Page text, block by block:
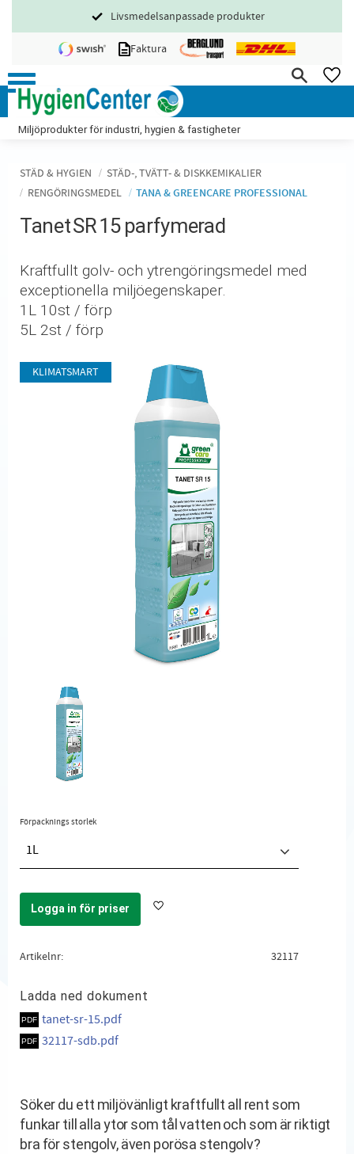
Meny
Livsmedelsanpassade produkter
Faktura
Miljöprodukter för industri, hygien & fastigheter
STÄD & HYGIEN
STÄD-, TVÄTT- & DISKKEMIKALIER
RENGÖRINGSMEDEL
TANA & GREENCARE PROFESSIONAL
Tanet SR 15 parfymerad
Kraftfullt golv- och ytrengöringsmedel med
exceptionella miljöegenskaper.
1L 10st / förp
5L 2st / förp
KLIMATSMART
Förpacknings storlek
1L
Logga in för priser Lägg till i favoriter
Artikelnr 32117
Ladda ned dokument
tanet-sr-15.pdf
32117-sdb.pdf
Söker du ett miljövänligt kraftfullt all rent som
funkar till alla ytor som tål vatten och som är riktigt
bra för stengolv, även porösa stengolv?